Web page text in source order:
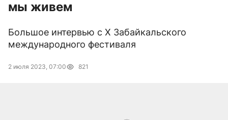
мы живем
Большое интервью с Х Забайкальского
международного фестиваля
2 июля 2023, 07:00 821